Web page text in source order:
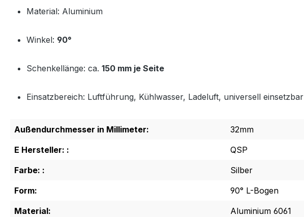
Material: Aluminium
Winkel: 90°
Schenkellänge: ca. 150 mm je Seite
Einsatzbereich: Luftführung, Kühlwasser, Ladeluft, universell einsetzbar
Außendurchmesser in Millimeter:
32mm
E Hersteller: :
QSP
Farbe: :
Silber
Form:
90° L-Bogen
Material:
Aluminium 6061